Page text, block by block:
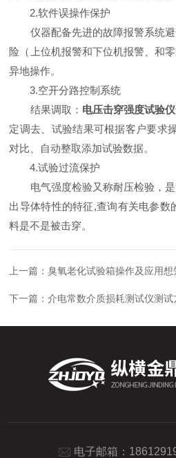
2.软件误操作保护
仪器配备先进的故障报警系统避
险（上位机报警和下位机报警、和
异地操作。
3.空开分路控制系统
结果调取： 电压击穿强度试验仪
定调去、试验结果可根据客户要求
对比、自动整取添加试验数据。
4.试验过流保护
电气强度检验又称耐压检验，是
出导体特性的特征,查询有关电参数
料是不是被击穿。
上一篇：臭氧老化试验箱操作及应用想
下一篇：介电常数介质损耗测试仪测试
电子邮箱：